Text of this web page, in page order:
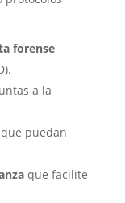
forense
a la
puedan
que facilite